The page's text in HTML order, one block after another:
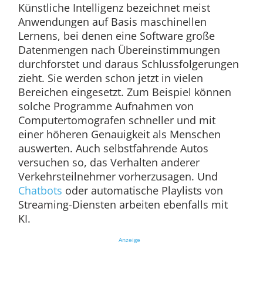
Künstliche Intelligenz bezeichnet meist
Anwendungen auf Basis maschinellen
Lernens, bei denen eine Software große
Datenmengen nach Übereinstimmungen
durchforstet und daraus Schlussfolgerungen
zieht. Sie werden schon jetzt in vielen
Bereichen eingesetzt. Zum Beispiel können
solche Programme Aufnahmen von
Computertomografen schneller und mit
einer höheren Genauigkeit als Menschen
auswerten. Auch selbstfahrende Autos
versuchen so, das Verhalten anderer
Verkehrsteilnehmer vorherzusagen. Und
Chatbots oder automatische Playlists von
Streaming-Diensten arbeiten ebenfalls mit
KI.
Anzeige